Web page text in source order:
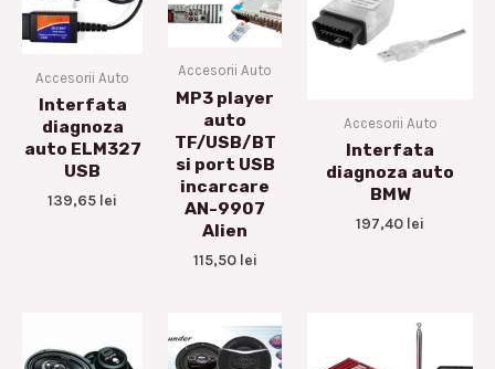
Accesorii Auto
Interfata
diagnoza
auto ELM327
USB
139,65 lei
Accesorii Auto
MP3 player
auto
TF/USB/BT
si port USB
incarcare
AN-9907
Alien
115,50 lei
Accesorii Auto
Interfata
diagnoza auto
BMW
197,40 lei